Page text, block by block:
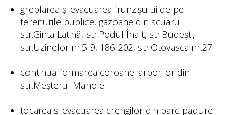
greblarea și evacuarea frunzișului de pe
terenurile publice, gazoane din scuarul
str.Ginta Latină, str.Podul Înalt, str.Budești,
str.Uzinelor nr.5-9, 186-202, str.Otovasca nr.27.
continuă formarea coroanei arborilor din
str.Meșterul Manole.
tocarea și evacuarea crengilor din parc-pădure